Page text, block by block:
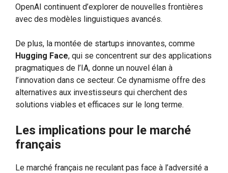
OpenAI continuent d’explorer de nouvelles frontières
avec des modèles linguistiques avancés.
De plus, la montée de startups innovantes, comme
Hugging Face, qui se concentrent sur des applications
pragmatiques de l’IA, donne un nouvel élan à
l’innovation dans ce secteur. Ce dynamisme offre des
alternatives aux investisseurs qui cherchent des
solutions viables et efficaces sur le long terme.
Les implications pour le marché
français
Le marché français ne reculant pas face à l’adversité a